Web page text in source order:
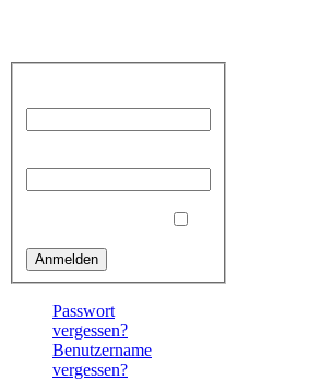
Passwort
vergessen?
Benutzername
vergessen?